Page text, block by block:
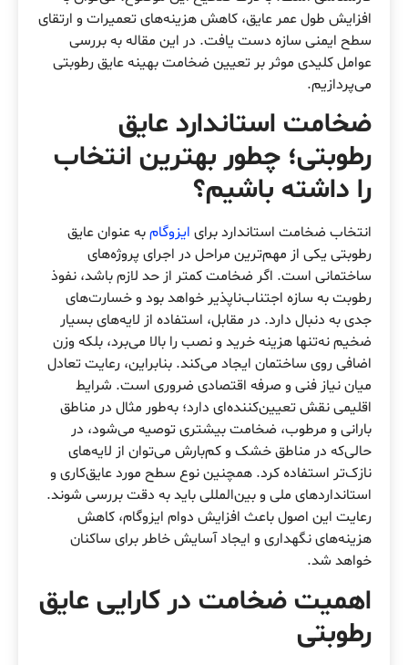
افزایش طول عمر عایق، کاهش هزینه‌های تعمیرات و ارتقای
سطح ایمنی سازه دست یافت. در این مقاله به بررسی
عوامل کلیدی موثر بر تعیین ضخامت بهینه عایق رطوبتی
می‌پردازیم.
ضخامت استاندارد عایق
رطوبتی؛ چطور بهترین انتخاب
را داشته باشیم؟
انتخاب ضخامت استاندارد برای ایزوگامبه عنوان عایق
رطوبتی یکی از مهم‌ترین مراحل در اجرای پروژه‌های
ساختمانی است. اگر ضخامت کمتر از حد لازم باشد، نفوذ
رطوبت به سازه اجتناب‌ناپذیر خواهد بود و خسارت‌های
جدی به دنبال دارد. در مقابل، استفاده از لایه‌های بسیار
ضخیم نه‌تنها هزینه خرید و نصب را بالا می‌برد، بلکه وزن
اضافی روی ساختمان ایجاد می‌کند. بنابراین، رعایت تعادل
میان نیاز فنی و صرفه اقتصادی ضروری است. شرایط
اقلیمی نقش تعیین‌کننده‌ای دارد؛ به‌طور مثال در مناطق
بارانی و مرطوب، ضخامت بیشتری توصیه می‌شود، در
حالی‌که در مناطق خشک و کم‌بارش می‌توان از لایه‌های
نازک‌تر استفاده کرد. همچنین نوع سطح مورد عایق‌کاری و
استانداردهای ملی و بین‌المللی باید به دقت بررسی شوند.
رعایت این اصول باعث افزایش دوام ایزوگام، کاهش
هزینه‌های نگهداری و ایجاد آسایش خاطر برای ساکنان
خواهد شد.
اهمیت ضخامت در کارایی عایق
رطوبتی